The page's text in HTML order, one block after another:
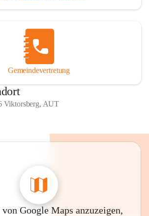
Gemeindevertretung
Viktorsberg, AUT
Google Maps anzuzeigen,